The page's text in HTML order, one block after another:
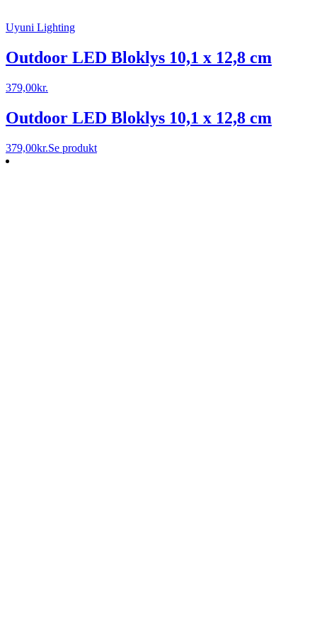
Uyuni Lighting
Outdoor LED Bloklys 10,1 x 12,8 cm
379,00kr.
Outdoor LED Bloklys 10,1 x 12,8 cm
379,00kr.Se produkt